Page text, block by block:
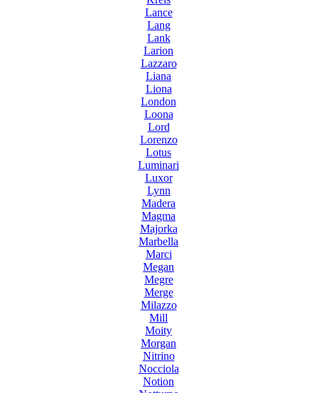
Lance
Lang
Lank
Larion
Lazzaro
Liana
Liona
London
Loona
Lord
Lorenzo
Lotus
Luminari
Luxor
Lynn
Madera
Magma
Majorka
Marbella
Marci
Megan
Megre
Merge
Milazzo
Mill
Moity
Morgan
Nitrino
Nocciola
Notion